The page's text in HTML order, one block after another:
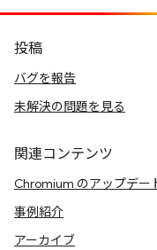
投稿
バグを報告
未解決の問題を見る
関連コンテンツ
Chromium のアップデー
事例紹介
アーカイブ